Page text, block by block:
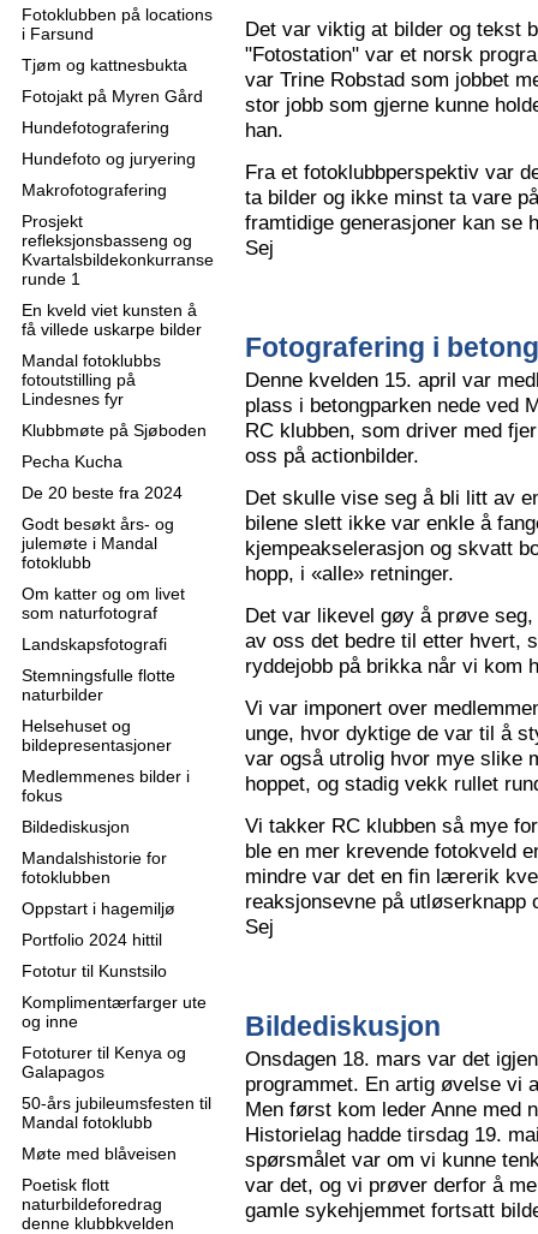
Fotoklubben på locations
i Farsund
Tjøm og kattnesbukta
Fotojakt på Myren Gård
Hundefotografering
Hundefoto og juryering
Makrofotografering
Prosjekt
refleksjonsbasseng og
Kvartalsbildekonkurranse
runde 1
En kveld viet kunsten å
få villede uskarpe bilder
Mandal fotoklubbs
fotoutstilling på
Lindesnes fyr
Klubbmøte på Sjøboden
Pecha Kucha
De 20 beste fra 2024
Godt besøkt års- og
julemøte i Mandal
fotoklubb
Om katter og om livet
som naturfotograf
Landskapsfotografi
Stemningsfulle flotte
naturbilder
Helsehuset og
bildepresentasjoner
Medlemmenes bilder i
fokus
Bildediskusjon
Mandalshistorie for
fotoklubben
Oppstart i hagemiljø
Portfolio 2024 hittil
Fototur til Kunstsilo
Komplimentærfarger ute
og inne
Fototurer til Kenya og
Galapagos
50-års jubileumsfesten til
Mandal fotoklubb
Møte med blåveisen
Poetisk flott
naturbildeforedrag
denne klubbkvelden
Det var viktig at bilder og tekst
"Fotostation" var et norsk
var Trine Robstad som jobbet
stor jobb som gjerne kunne
han.
Fra et fotoklubbperspektiv var
ta bilder og ikke minst ta vare
framtidige generasjoner kan se
Sej
Fotografering i
Denne kvelden 15. april var
plass i betongparken nede ved
RC klubben, som driver med
oss på actionbilder.
Det skulle vise seg å bli litt av
bilene slett ikke var enkle å
kjempeakselerasjon og skvatt
hopp, i «alle» retninger.
Det var likevel gøy å prøve
av oss det bedre til etter hvert,
ryddejobb på brikka når vi kom
Vi var imponert over
unge, hvor dyktige de var til å
var også utrolig hvor mye slike
hoppet, og stadig vekk rullet
Vi takker RC klubben så mye
ble en mer krevende fotokveld
mindre var det en fin lærerik
reaksjonsevne på utløserknapp
Sej
Bildediskusjon
Onsdagen 18. mars var det
programmet. En artig øvelse vi
Men først kom leder Anne med
Historielag hadde tirsdag 19.
spørsmålet var om vi kunne
var det, og vi prøver derfor å
gamle sykehjemmet fortsatt